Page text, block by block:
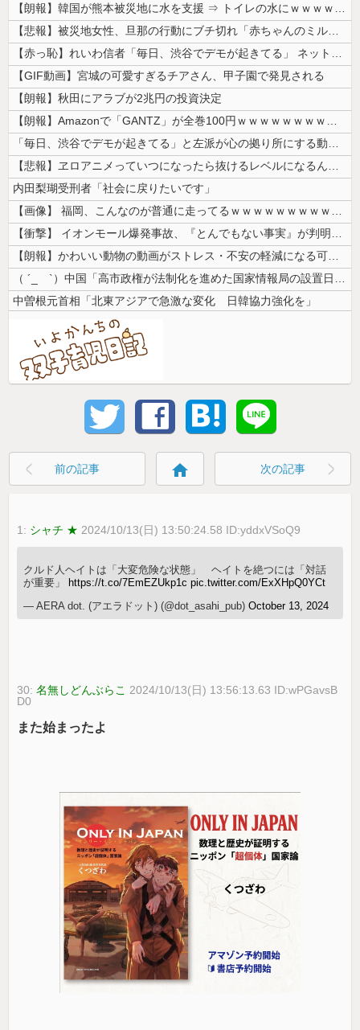
【朗報】韓国が熊本被災地に水を支援 ⇒ トイレの水にｗｗｗｗｗｗｗ
【悲報】被災地女性、旦那の行動にブチ切れ「赤ちゃんのミルクを勝手に別の...
【赤っ恥】れいわ信者「毎日、渋谷でデモが起きてる」 ネット「参加者の少...
【GIF動画】宮城の可愛すぎるチアさん、甲子園で発見される
【朗報】秋田にアラブが2兆円の投資決定
【朗報】Amazonで「GANTZ」が全巻100円ｗｗｗｗｗｗｗｗｗｗ
「毎日、渋谷でデモが起きてる」と左派が心の拠り所にする動画、目撃者から...
【悲報】ヱロアニメっていつになったら抜けるレベルになるんや？ｗｗｗｗｗ
内田梨瑚受刑者「社会に戻りたいです」
【画像】 福岡、こんなのが普通に走ってるｗｗｗｗｗｗｗｗｗｗｗｗｗｗｗ...
【衝撃】 イオンモール爆発事故、『とんでもない事実』が判明してしまう・...
【朗報】かわいい動物の動画がストレス・不安の軽減になる可能性。英大学の...
（ ´_ゝ`）中国「高市政権が法制化を進めた国家情報局の設置日が7月3...
中曽根元首相「北東アジアで急激な変化 日韓協力強化を」
前の記事 home 次の記事
1: シャチ ★2024/10/13(日) 13:50:24.58 ID:yddxVSoQ9
クルド人ヘイトは「大変危険な状態」 ヘイトを絶つには「対話
が重要」
https://t.co/7EmEZUkp1c pic.twitter.com/ExXHpQ0YCt
— AERA dot. (アエラドット) (@dot_asahi_pub)October 13, 2024
30:名無しどんぶらこ 2024/10/13(日) 13:56:13.63 ID:wPGavsB
D0
また始まったよ